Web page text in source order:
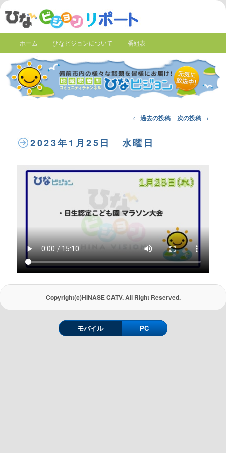
ホーム ひなビジョンについて 番組表
Post
← 過去の投稿 次の投稿 →
2023年1月25日 水曜日
Copyright(c)HINASE CATV. All Right Reserved.
モバイル PC